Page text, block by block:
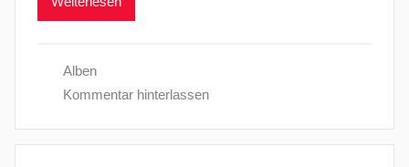
Alben
Kommentar hinterlassen